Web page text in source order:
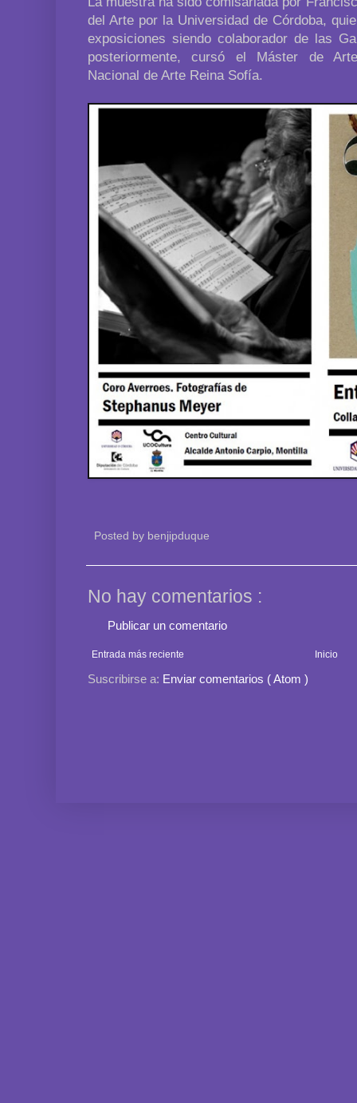
del Arte por la Universidad de Córdoba,
exposiciones siendo colaborador de las
posteriormente, cursó el Máster de
Nacional de Arte Reina Sofía.
Posted by benjipduque
No hay comentarios :
Publicar un comentario
Entrada más reciente Inicio
Suscribirse a: Enviar comentarios ( Atom )